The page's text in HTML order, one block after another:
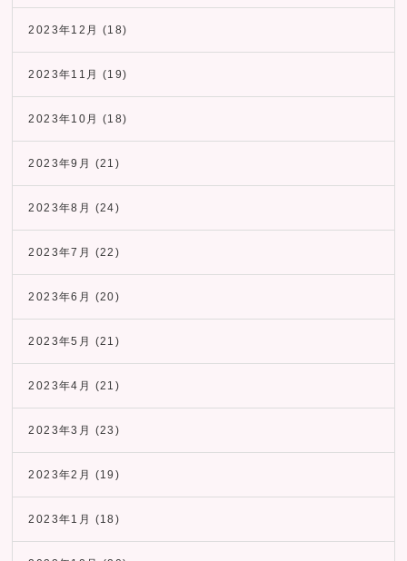
2023年12月 (18)
2023年11月 (19)
2023年10月 (18)
2023年9月 (21)
2023年8月 (24)
2023年7月 (22)
2023年6月 (20)
2023年5月 (21)
2023年4月 (21)
2023年3月 (23)
2023年2月 (19)
2023年1月 (18)